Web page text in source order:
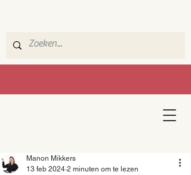
Manon Mikkers
13 feb 2024 2 minuten om te lezen